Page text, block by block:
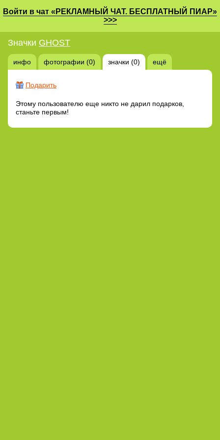
Войти в чат «РЕКЛАМНЫЙ ЧАТ. БЕСПЛАТНЫЙ ПИАР»
>>>
Значки GHOST
инфо фотографии (0) значки (0) ещё
Подарить
Этому пользователю еще никто не дарил подарков,
станьте первым!